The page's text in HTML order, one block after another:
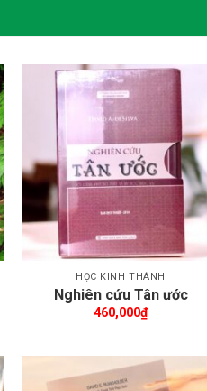
Thêm wishlist
HỌC KINH THÁNH
Nghiên cứu Tân ước
460,000₫